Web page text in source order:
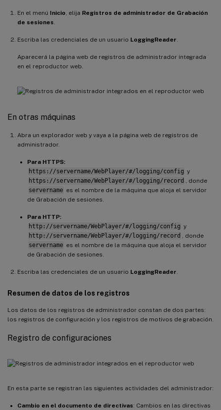
En el menú Inicio , elija Registros de administrador de Grabación
de sesiones
Escriba las credenciales de un usuario LoggingReader
Aparecerá la página web de registros de administrador integrada
en el reproductor web.
En otras máquinas
Abra un explorador web y vaya a la página web de registros de
administrador.
Para HTTPS:
https://servername/WebPlayer/#/logging/config y
https://servername/WebPlayer/#/logging/record
, donde
servername es el nombre de la máquina que aloja el servidor
de Grabación de sesiones.
Para HTTP:
http://servername/WebPlayer/#/logging/config y
http://servername/WebPlayer/#/logging/record
, donde
servername es el nombre de la máquina que aloja el servidor
de Grabación de sesiones.
Escriba las credenciales de un usuario LoggingReader
Resumen de datos de los registros
Los datos de los registros de administrador constan de dos partes:
los registros de configuración y los registros de motivos de grabación.
Registro de configuraciones
En esta parte se registran las siguientes actividades del administrador:
Cambio en el documento de directivas: Cambios en las directivas